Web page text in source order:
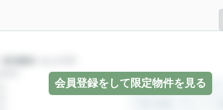
会員登録をして限定物件を見る